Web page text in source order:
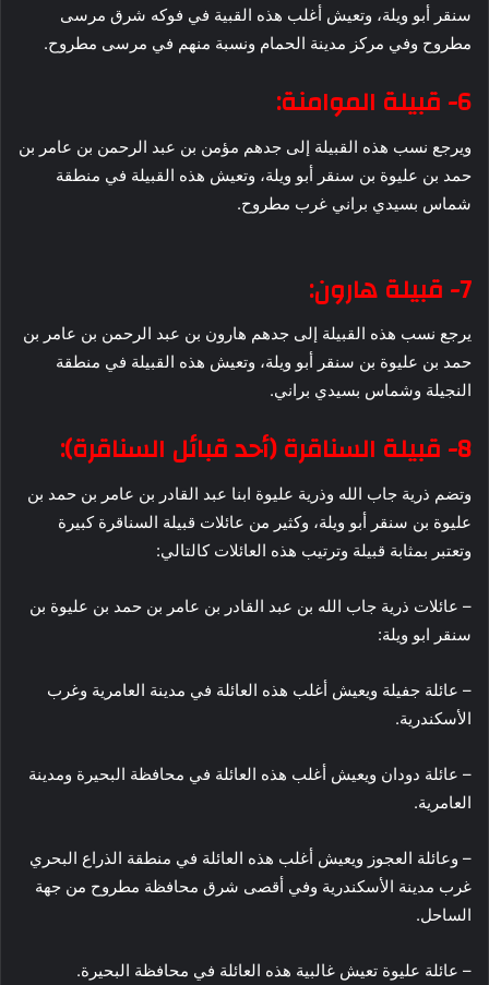
سنقر أبو ويلة، وتعيش أغلب هذه القبية في فوكه شرق مرسى
مطروح وفي مركز مدينة الحمام ونسبة منهم في مرسى مطروح.
6- قبيلة الموامنة:
ويرجع نسب هذه القبيلة إلى جدهم مؤمن بن عبد الرحمن بن عامر بن
حمد بن عليوة بن سنقر أبو ويلة، وتعيش هذه القبيلة في منطقة
شماس بسيدي براني غرب مطروح.
7- قبيلة هارون:
يرجع نسب هذه القبيلة إلى جدهم هارون بن عبد الرحمن بن عامر بن
حمد بن عليوة بن سنقر أبو ويلة، وتعيش هذه القبيلة في منطقة
النجيلة وشماس بسيدي براني.
8- قبيلة السناقرة (أحد قبائل السناقرة):
وتضم ذرية جاب الله وذرية عليوة ابنا عبد القادر بن عامر بن حمد بن
عليوة بن سنقر أبو ويلة، وكثير من عائلات قبيلة السناقرة كبيرة
وتعتبر بمثابة قبيلة وترتيب هذه العائلات كالتالي:
– عائلات ذرية جاب الله بن عبد القادر بن عامر بن حمد بن عليوة بن
سنقر ابو ويلة:
– عائلة جفيلة ويعيش أغلب هذه العائلة في مدينة العامرية وغرب
الأسكندرية.
– عائلة دودان ويعيش أغلب هذه العائلة في محافظة البحيرة ومدينة
العامرية.
– وعائلة العجوز ويعيش أغلب هذه العائلة في منطقة الذراع البحري
غرب مدينة الأسكندرية وفي أقصى شرق محافظة مطروح من جهة
الساحل.
– عائلة عليوة تعيش غالبية هذه العائلة في محافظة البحيرة.